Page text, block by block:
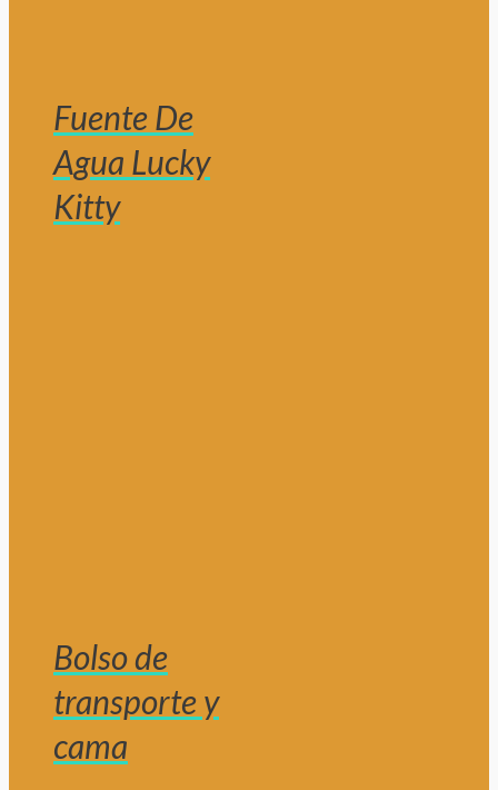
Fuente De
Agua Lucky
Kitty
Bolso de
transporte y
cama